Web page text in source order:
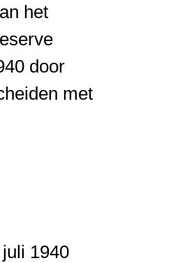
het
door
met
1940